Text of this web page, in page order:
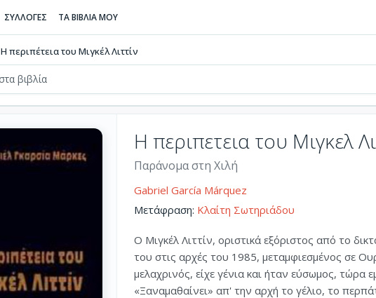
ΣΥΛΛΟΓΕΣ ΤΑ ΒΙΒΛΙΑ ΜΟΥ
Η περιπέτεια του Μιγκέλ Λιττίν
Η περιπετεια του Μιγκελ
Παράνομα στη Χιλή
Gabriel García Márquez
Μετάφραση: Κλαίτη Σωτηριάδου
Ο Μιγκέλ Λιττίν, οριστικά εξόριστος από το
του στις αρχές του 1985, μεταμφιεσμένος σε
μελαχρινός, είχε γένια και ήταν εύσωμος, τώρα
«Ξαναμαθαίνει» απ' την αρχή το γέλιο, το